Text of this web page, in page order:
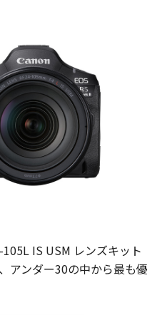
IS USM レンズキット
アンダー30の中から最も優